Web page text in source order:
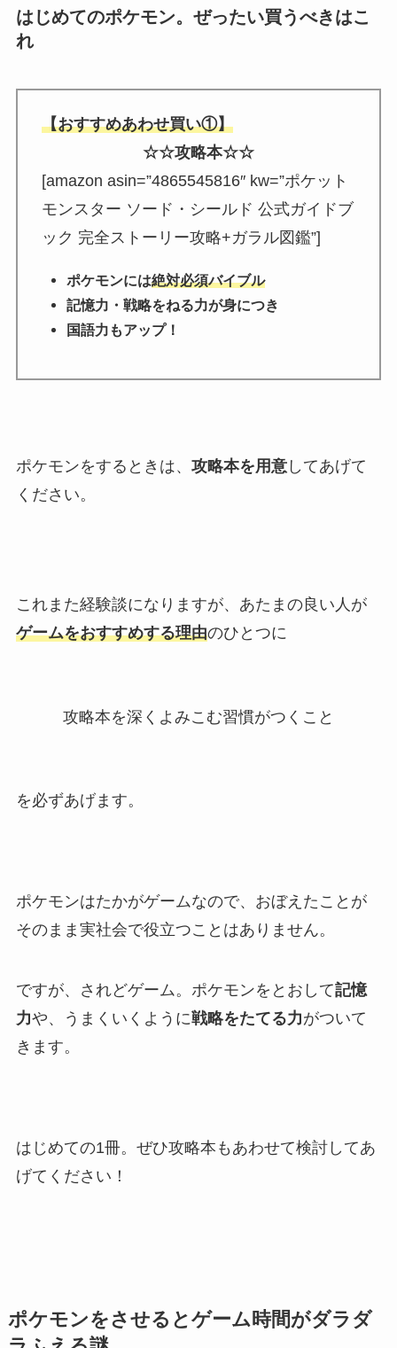
はじめてのポケモン。ぜったい買うべきはこ
れ
【おすすめあわせ買い①】
☆☆攻略本☆☆
[amazon asin=”4865545816″ kw=”ポケット
モンスター ソード・シールド 公式ガイドブ
ック 完全ストーリー攻略+ガラル図鑑”]
ポケモンには絶対必須バイブル
記憶力・戦略をねる力が身につき
国語力もアップ！
ポケモンをするときは、 攻略本を用意してあげて
ください。
これまた経験談になりますが、あたまの良い人が
ゲームをおすすめする理由のひとつに
攻略本を深くよみこむ習慣がつくこと
を必ずあげます。
ポケモンはたかがゲームなので、おぼえたことが
そのまま実社会で役立つことはありません。
ですが、されどゲーム。ポケモンをとおして記憶
力や、うまくいくように戦略をたてる力がついて
きます。
はじめての1冊。ぜひ攻略本もあわせて検討してあ
げてください！
ポケモンをさせるとゲーム時間がダラダ